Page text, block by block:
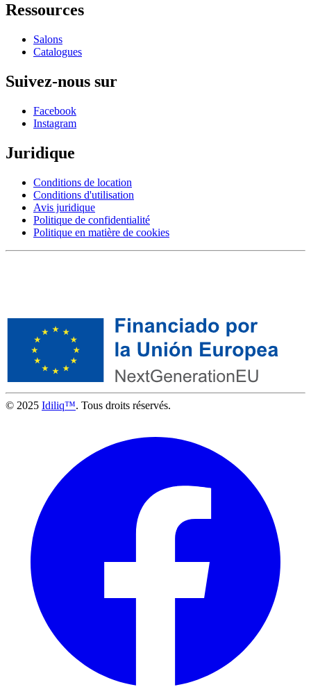
Ressources
Salons
Catalogues
Suivez-nous sur
Facebook
Instagram
Juridique
Conditions de location
Conditions d'utilisation
Avis juridique
Politique de confidentialité
Politique en matière de cookies
© 2025 Idiliq™. Tous droits réservés.